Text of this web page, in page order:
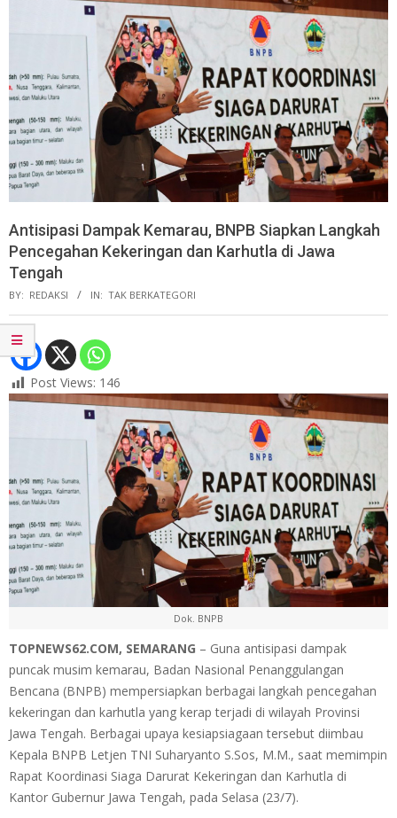
Antisipasi Dampak Kemarau, BNPB Siapkan Langkah
Pencegahan Kekeringan dan Karhutla di Jawa
Tengah
BY: REDAKSI IN: TAK BERKATEGORI
Post Views: 146
Dok. BNPB
TOPNEWS62.COM, SEMARANG – Guna antisipasi dampak
puncak musim kemarau, Badan Nasional Penanggulangan
Bencana (BNPB) mempersiapkan berbagai langkah pencegahan
kekeringan dan karhutla yang kerap terjadi di wilayah Provinsi
Jawa Tengah. Berbagai upaya kesiapsiagaan tersebut diimbau
Kepala BNPB Letjen TNI Suharyanto S.Sos, M.M., saat memimpin
Rapat Koordinasi Siaga Darurat Kekeringan dan Karhutla di
Kantor Gubernur Jawa Tengah, pada Selasa (23/7).